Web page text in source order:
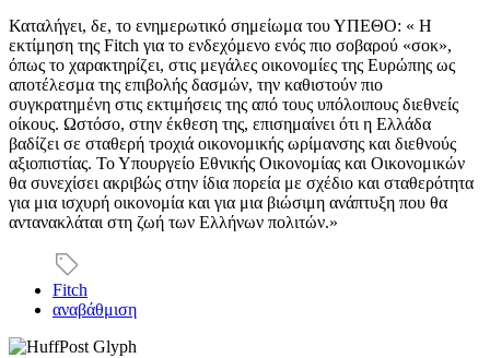
Καταλήγει, δε, το ενημερωτικό σημείωμα του ΥΠΕΘΟ: « H
εκτίμηση της Fitch για το ενδεχόμενο ενός πιο σοβαρού «σοκ»,
όπως το χαρακτηρίζει, στις μεγάλες οικονομίες της Ευρώπης ως
αποτέλεσμα της επιβολής δασμών, την καθιστούν πιο
συγκρατημένη στις εκτιμήσεις της από τους υπόλοιπους διεθνείς
οίκους. Ωστόσο, στην έκθεση της, επισημαίνει ότι η Ελλάδα
βαδίζει σε σταθερή τροχιά οικονομικής ωρίμανσης και διεθνούς
αξιοπιστίας. Το Υπουργείο Εθνικής Οικονομίας και Οικονομικών
θα συνεχίσει ακριβώς στην ίδια πορεία με σχέδιο και σταθερότητα
για μια ισχυρή οικονομία και για μια βιώσιμη ανάπτυξη που θα
αντανακλάται στη ζωή των Ελλήνων πολιτών.»
Fitch
αναβάθμιση